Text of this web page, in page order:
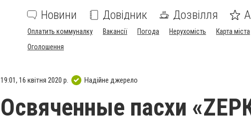
Новини Довідник Дозвілля
Оплатить коммуналку Вакансії Погода Нерухомість Карта міста
Оголошення
19:01, 16 квітня 2020 р. Надійне джерело
Освяченные пасхи